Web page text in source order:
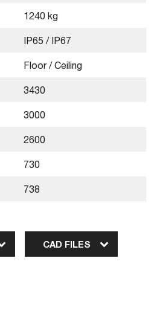
1240 kg
IP65 / IP67
Floor / Ceiling
3430
3000
2600
730
738
CAD FILES